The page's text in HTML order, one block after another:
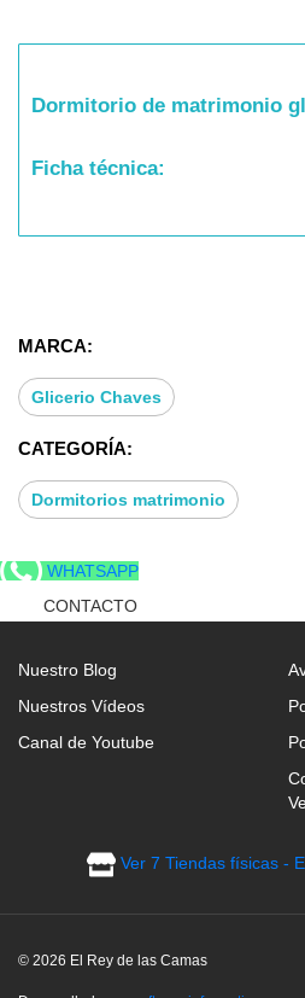
Dormitorio de matrimonio
Ficha técnica:
* Mesita 1 contenedor y 2
MARCA:
Glicerio Chaves
CATEGORÍA:
Dormitorios matrimonio
WHATSAPP
CONTACTO
Nuestro Blog
Nuestros Vídeos
Canal de Youtube
Ver 7 Tiendas físicas -
© 2026 El Rey de las Camas